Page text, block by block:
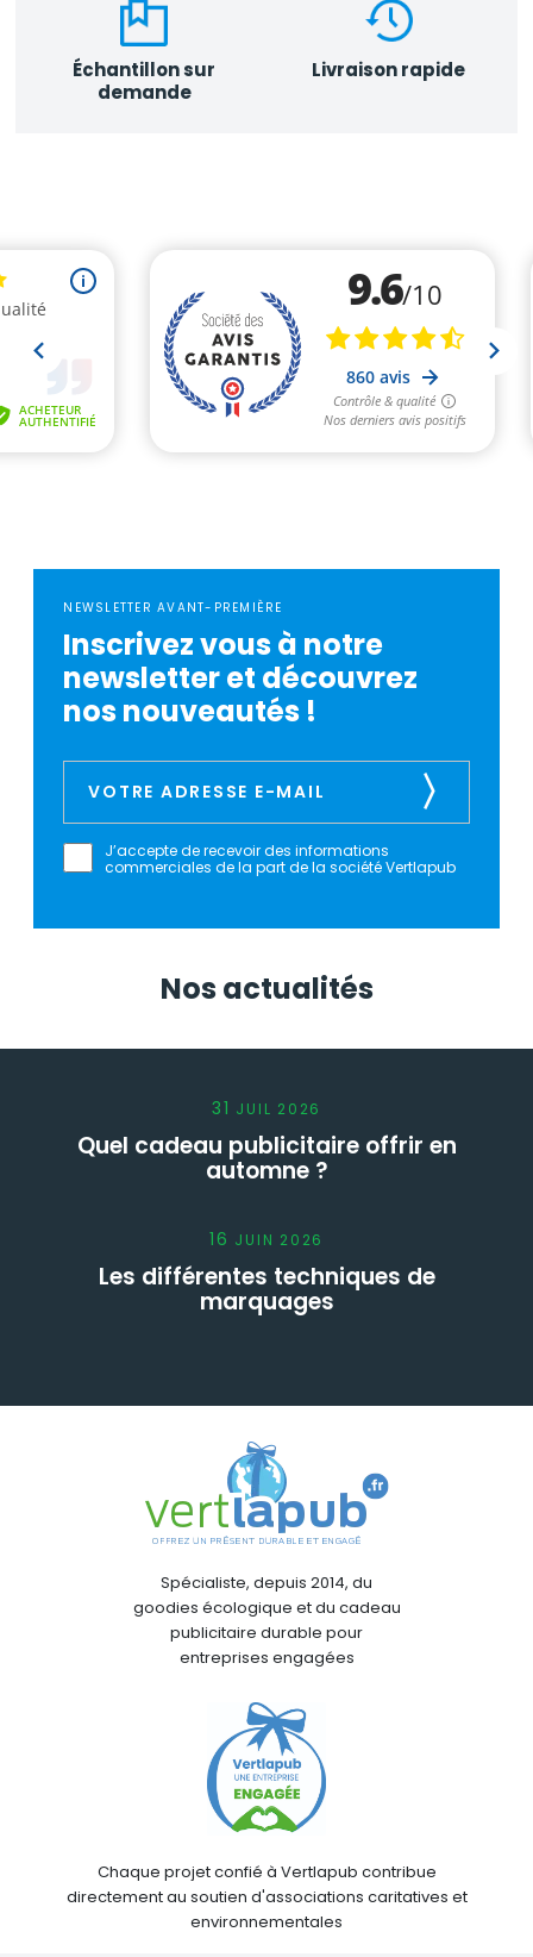
Échantillon sur
demande
Livraison rapide
NEWSLETTER AVANT-PREMIÈRE
Inscrivez vous à notre
newsletter et découvrez
nos nouveautés !
J’accepte de recevoir des informations
commerciales de la part de la société Vertlapub
Nos actualités
31 JUIL 2026
Quel cadeau publicitaire offrir en
automne ?
16 JUIN 2026
Les différentes techniques de
marquages
Spécialiste, depuis 2014, du
goodies écologique et du cadeau
publicitaire durable pour
entreprises engagées
Chaque projet confié à Vertlapub contribue
directement au soutien d'associations caritatives et
environnementales